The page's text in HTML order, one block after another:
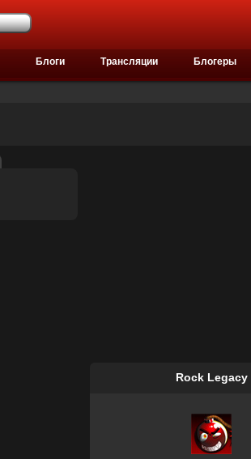
Блоги Трансляции Блогеры
Rock Legacy